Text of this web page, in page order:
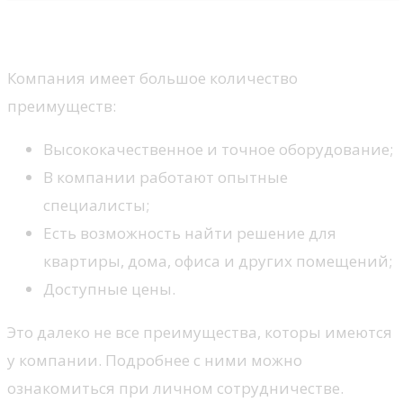
Компания имеет большое количество
преимуществ:
Высококачественное и точное оборудование;
В компании работают опытные
специалисты;
Есть возможность найти решение для
квартиры, дома, офиса и других помещений;
Доступные цены.
Это далеко не все преимущества, которы имеются
у компании. Подробнее с ними можно
ознакомиться при личном сотрудничестве.